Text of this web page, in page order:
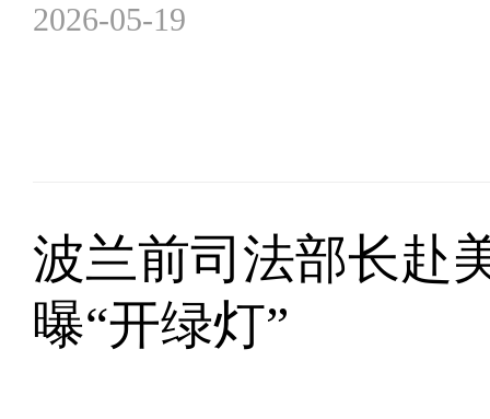
2026-05-19
波兰前司法部长赴
曝“开绿灯”